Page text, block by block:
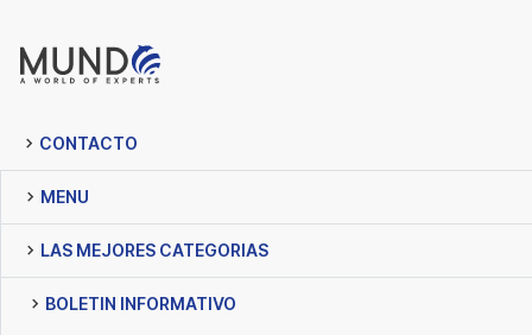
CONTACTO
MENU
LAS MEJORES CATEGORIAS
BOLETIN INFORMATIVO